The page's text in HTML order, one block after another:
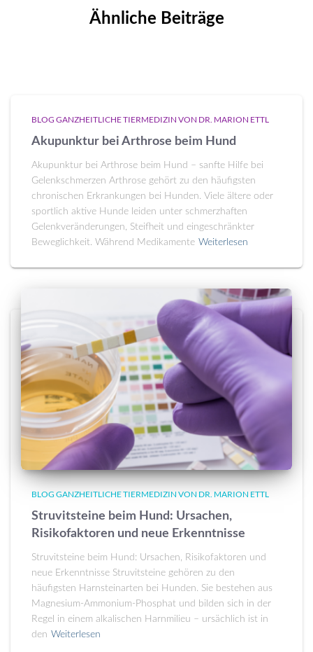
Ähnliche Beiträge
BLOG GANZHEITLICHE TIERMEDIZIN VON DR. MARION ETTL
Akupunktur bei Arthrose beim Hund
Akupunktur bei Arthrose beim Hund – sanfte Hilfe bei
Gelenkschmerzen Arthrose gehört zu den häufigsten
chronischen Erkrankungen bei Hunden. Viele ältere oder
sportlich aktive Hunde leiden unter schmerzhaften
Gelenkveränderungen, Steifheit und eingeschränkter
Beweglichkeit. Während Medikamente Weiterlesen
BLOG GANZHEITLICHE TIERMEDIZIN VON DR. MARION ETTL
Struvitsteine beim Hund: Ursachen,
Risikofaktoren und neue Erkenntnisse
Struvitsteine beim Hund: Ursachen, Risikofaktoren und
neue Erkenntnisse Struvitsteine gehören zu den
häufigsten Harnsteinarten bei Hunden. Sie bestehen aus
Magnesium-Ammonium-Phosphat und bilden sich in der
Regel in einem alkalischen Harnmilieu – ursächlich ist in
den Weiterlesen